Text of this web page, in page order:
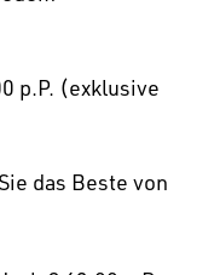
p.P. (exklusive
das Beste von